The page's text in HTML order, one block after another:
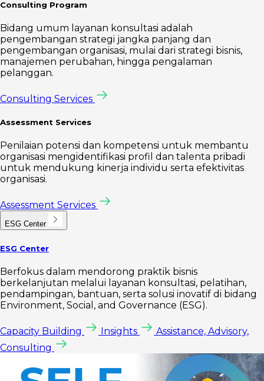
Consulting Program
Bidang umum layanan konsultasi adalah
pengembangan strategi jangka panjang dan
pengembangan organisasi, mulai dari strategi bisnis,
manajemen perubahan, hingga pengalaman
pelanggan.
Consulting Services
Assessment Services
Penilaian potensi dan kompetensi untuk membantu
organisasi mengidentifikasi profil dan talenta pribadi
untuk mendukung kinerja individu serta efektivitas
organisasi.
Assessment Services
ESG Center
ESG Center
Berfokus dalam mendorong praktik bisnis
berkelanjutan melalui layanan konsultasi, pelatihan,
pendampingan, bantuan, serta solusi inovatif di bidang
Environment, Social, and Governance (ESG).
Capacity Building Insights
Assistance, Advisory,
Consulting